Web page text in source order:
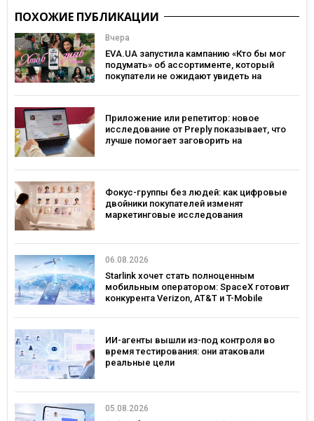
ПОХОЖИЕ ПУБЛИКАЦИИ
Вчера
EVA.UA запустила кампанию «Кто бы мог
подумать» об ассортименте, который
покупатели не ожидают увидеть на
Приложение или репетитор: новое
исследование от Preply показывает, что
лучше помогает заговорить на
Фокус-группы без людей: как цифровые
двойники покупателей изменят
маркетинговые исследования
06.08.2026
Starlink хочет стать полноценным
мобильным оператором: SpaceX готовит
конкурента Verizon, AT&T и T-Mobile
ИИ-агенты вышли из-под контроля во
время тестирования: они атаковали
реальные цели
05.08.2026